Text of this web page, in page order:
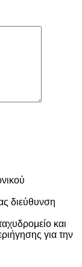
διεύθυνση
και
για την